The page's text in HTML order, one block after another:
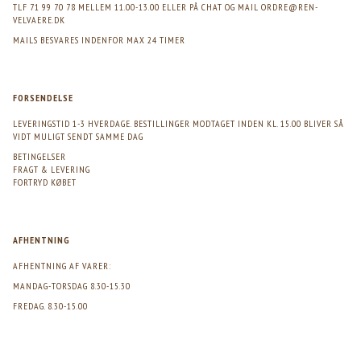
TLF 71 99 70 78 MELLEM 11.00-13.00 ELLER PÅ CHAT OG MAIL ORDRE@REN-
VELVAERE.DK
MAILS BESVARES INDENFOR MAX 24 TIMER
FORSENDELSE
LEVERINGSTID 1-3 HVERDAGE. BESTILLINGER MODTAGET INDEN KL. 15.00 BLIVER SÅ
VIDT MULIGT SENDT SAMME DAG
BETINGELSER
FRAGT & LEVERING
FORTRYD KØBET
AFHENTNING
AFHENTNING AF VARER:
MANDAG-TORSDAG 8.30-15.30
FREDAG. 8.30-15.00